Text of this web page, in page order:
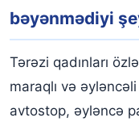
bəyənmədiyi
Tərəzi qadınları
maraqlı və
avtostop, əyləncə